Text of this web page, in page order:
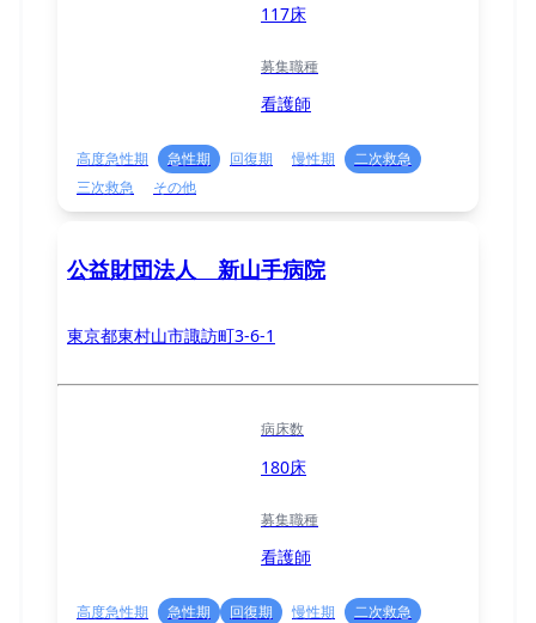
117床
募集職種
看護師
高度急性期 急性期 回復期 慢性期
二次救急
三次救急
その他
公益財団法人 新山手病院
東京都東村山市諏訪町3-6-1
病床数
180床
募集職種
看護師
高度急性期 急性期 回復期 慢性期
二次救急